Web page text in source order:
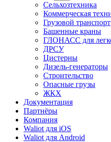
Сельхозтехника
Коммерческая
Грузовой транспорт
Башенные краны
ГЛОНАСС для
ДРСУ
Цистерны
Дизель-генераторы
Строительство
Опасные грузы
ЖКХ
Документация
Партнёры
Компания
Waliot для iOS
Waliot для Android